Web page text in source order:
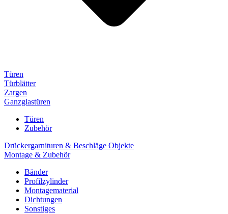
Türen
Türblätter
Zargen
Ganzglastüren
Türen
Zubehör
Drückergarnituren & Beschläge Objekte
Montage & Zubehör
Bänder
Profilzylinder
Montagematerial
Dichtungen
Sonstiges